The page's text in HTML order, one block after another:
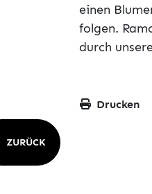
einen
folgen.
durch
Drucken
ZURÜCK